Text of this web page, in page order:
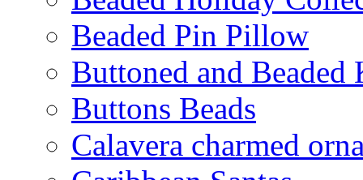
Beaded Pin Pillow
Buttoned and Beaded
Buttons Beads
Calavera charmed